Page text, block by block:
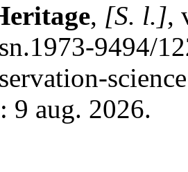
, [S. l.],
9494/
9 aug. 2026.